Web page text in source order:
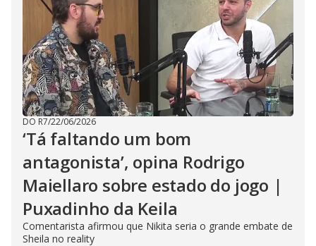
DO R7/22/06/2026
‘Tá faltando um bom
antagonista’, opina Rodrigo
Maiellaro sobre estado do jogo |
Puxadinho da Keila
Comentarista afirmou que Nikita seria o grande embate de
Sheila no reality